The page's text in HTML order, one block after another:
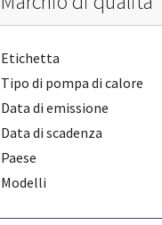
Etichetta
Tipo di pompa di calore
Data di emissione
Data di scadenza
Paese
Modelli